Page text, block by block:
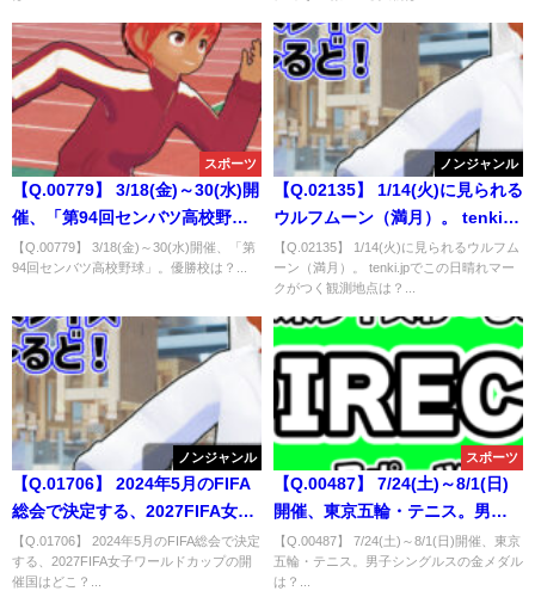
係に入って来た時、その場にい
る人物は？
スポーツ
【Q.00779】 3/18(金)～30(水)開
催、「第94回センバツ高校野
球」。優勝校は？
【Q.00779】 3/18(金)～30(水)開催、「第
94回センバツ高校野球」。優勝校は？...
ノンジャンル
【Q.02135】 1/14(火)に見られる
ウルフムーン（満月）。 tenki.jp
でこの日晴れマークがつく観測
地点は？
【Q.02135】 1/14(火)に見られるウルフム
ーン（満月）。 tenki.jpでこの日晴れマー
クがつく観測地点は？...
ノンジャンル
【Q.01706】 2024年5月のFIFA
総会で決定する、2027FIFA女子
ワールドカップの開催国はど
こ？
【Q.01706】 2024年5月のFIFA総会で決定
する、2027FIFA女子ワールドカップの開
催国はどこ？...
スポーツ
【Q.00487】 7/24(土)～8/1(日)
開催、東京五輪・テニス。男子
シングルスの金メダルは？
【Q.00487】 7/24(土)～8/1(日)開催、東京
五輪・テニス。男子シングルスの金メダル
は？...